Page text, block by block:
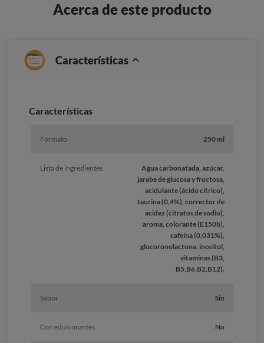
Acerca de este producto
Características
Caracterí­sticas
Formato 250 ml
Lista de ingredientes
Agua carbonatada, azúcar,
jarabe de glucosa y fructosa,
acidulante (ácido cítrico),
taurina (0,4%), corrector de
acidez (citratos de sodio),
aroma, colorante (E150b),
cafeína (0,031%),
glucoronolactona, inositol,
vitaminas (B3,
B5,B6,B2,B12).
Sabor Sin
Con edulcorantes No